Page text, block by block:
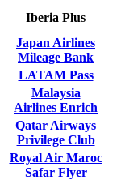
Iberia Plus
Japan Airlines
Mileage Bank
LATAM Pass
Malaysia
Airlines Enrich
Qatar Airways
Privilege Club
Royal Air Maroc
Safar Flyer